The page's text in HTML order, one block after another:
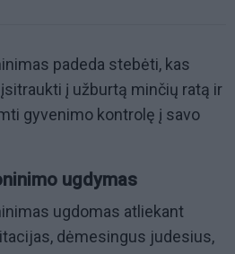
padeda stebėti, kas
į užburtą minčių ratą ir
gyvenimo kontrolę į savo
ugdymas
ugdomas atliekant
dėmesingus judesius,